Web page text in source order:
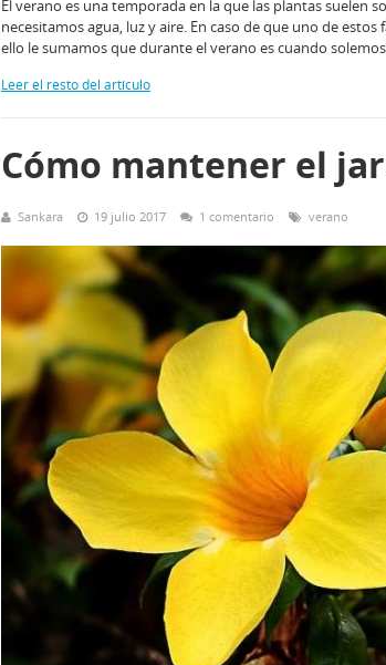
El verano es una temporada en la que las plantas suelen
necesitamos agua, luz y aire. En caso de que uno de
ello le sumamos que durante el verano es cuando
Leer el resto del artículo
Cómo mantener el
Sankara 19 julio 2017 1 comentario verano